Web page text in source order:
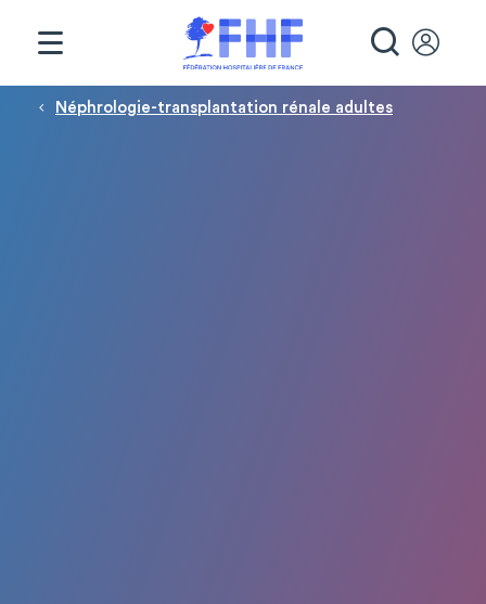
Fil d'Ariane
Néphrologie-transplantation rénale adultes
Panneau de gestion des cookies